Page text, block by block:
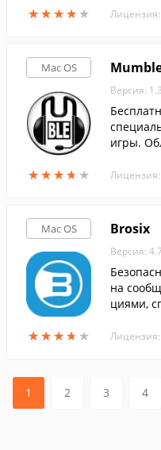
★★★★ ★
★★★★ ★ Лицензия:
Mac OS
★★★★ ★
★★★★ ★
Версия:
игры.
й
Лицензия:
Mac OS
★★★★ ★
★★★★ ★
Brosix
Версия:
на
циями,
Лицензия:
1 2 3 4